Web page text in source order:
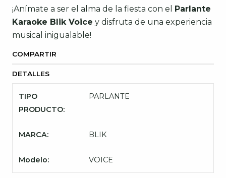
¡Anímate a ser el alma de la fiesta con el Parlante
Karaoke Blik Voice y disfruta de una experiencia
musical inigualable!
COMPARTIR
DETALLES
TIPO
PRODUCTO:
PARLANTE
MARCA: BLIK
Modelo: VOICE